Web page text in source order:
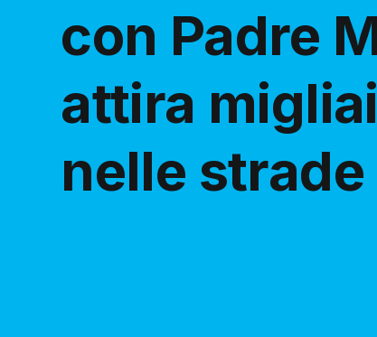
con Padre
attira
nelle